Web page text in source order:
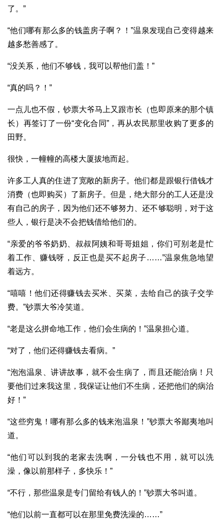
了。”
“他们哪有那么多的钱盖房子啊？！”温泉发现自己变得越来
越多愁善感了。
“没关系，他们不够钱，我可以帮他们盖！”
“真的吗？！”
一点儿也不假，钞票大爷马上又跟市长（也即原来的那个镇
长）再签订了一份“变化合同”，再从农民那里收购了更多的
田野。
很快，一幢幢的高楼大厦拔地而起。
许多工人真的住进了宽敞的新房子。他们都是跟银行借钱才
消费（也即购买）了新房子。但是，绝大部分的工人还是没
有自己的房子，因为他们还不够努力、还不够聪明，对于这
些人，银行是决不会把钱借给他们的。
“亲爱的爷爷奶奶、叔叔阿姨和哥哥姐姐，你们可别老是忙
着工作、赚钱呀，反正也是买不起房子……”温泉焦急地望
着远方。
“嘻嘻！他们还得赚钱去买米、买菜，去给自己的孩子交学
费。”钞票大爷冷笑道。
“老是这么拼命地工作，他们会生病的！”温泉担心道。
“对了，他们还得赚钱去看病。”
“泡泡温泉、讲讲故事，就不会生病了，而且还能治病！只
要他们过来我这里，我保证让他们不生病，还把他们的病治
好！”
“这些穷鬼！哪有那么多的钱来泡温泉！”钞票大爷鄙夷地叫
道。
“他们可以到我的老家去洗啊，一分钱也不用，就可以洗
澡，像以前那样子，多快乐！”
“不行，那些温泉是专门留给有钱人的！”钞票大爷叫道。
“他们以前一直都可以在那里免费洗澡的……”